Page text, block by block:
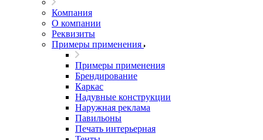
Компания
О компании
Реквизиты
Примеры применения
Примеры применения
Брендирование
Каркас
Надувные конструкции
Наружная реклама
Павильоны
Печать интерьерная